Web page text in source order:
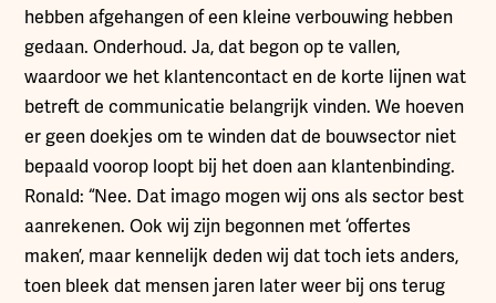
hebben afgehangen of een kleine verbouwing hebben
gedaan. Onderhoud. Ja, dat begon op te vallen,
waardoor we het klantencontact en de korte lijnen wat
betreft de communicatie belangrijk vinden. We hoeven
er geen doekjes om te winden dat de bouwsector niet
bepaald voorop loopt bij het doen aan klantenbinding.
Ronald: “Nee. Dat imago mogen wij ons als sector best
aanrekenen. Ook wij zijn begonnen met ‘offertes
maken’, maar kennelijk deden wij dat toch iets anders,
toen bleek dat mensen jaren later weer bij ons terug